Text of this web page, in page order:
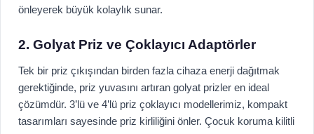
önleyerek büyük kolaylık sunar.
2. Golyat Priz ve Çoklayıcı Adaptörler
Tek bir priz çıkışından birden fazla cihaza enerji dağıtmak
gerektiğinde, priz yuvasını artıran golyat prizler en ideal
çözümdür. 3’lü ve 4’lü priz çoklayıcı modellerimiz, kompakt
tasarımları sayesinde priz kirliliğini önler. Çocuk koruma kilitli